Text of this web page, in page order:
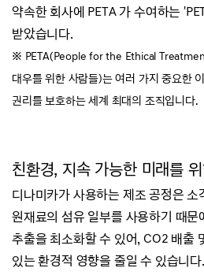
약속한 회사에 PETA 가 수여하는
받았습니다.
※ PETA(People for the Ethical
대우를 위한 사람들)는 여러 가지 중요한
권리를 보호하는세계 최대의 조직입니다.
친환경, 지속 가능한 미래를
디나미카가 사용하는 제조 공정은
원재료의 섬유 일부를 사용하기 때문
추출을 최소화할 수 있어, CO2 배출
있는 환경적 영향을 줄일 수 있습니다.